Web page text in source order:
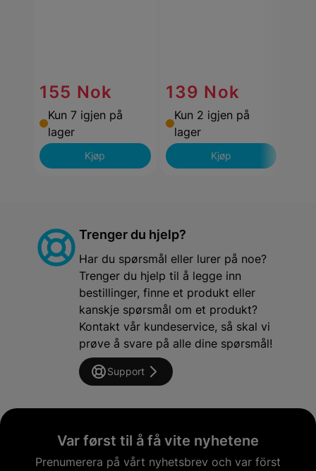
155 Nok
Kun 7 igjen på
lager
Kjøp
139 Nok
Kun 2 igjen på
lager
Kjøp
Trenger du hjelp?
Har du spørsmål eller lurer på noe?
Trenger du hjelp til å legge inn
bestillinger, finne et produkt eller
kanskje spørsmål om et produkt?
Kontakt vår kundeservice, så skal vi
prøve å svare på alle dine spørsmål!
Support
Var først til å få vite nyhetene
Prenumerera på vårt nyhetsbrev och var först